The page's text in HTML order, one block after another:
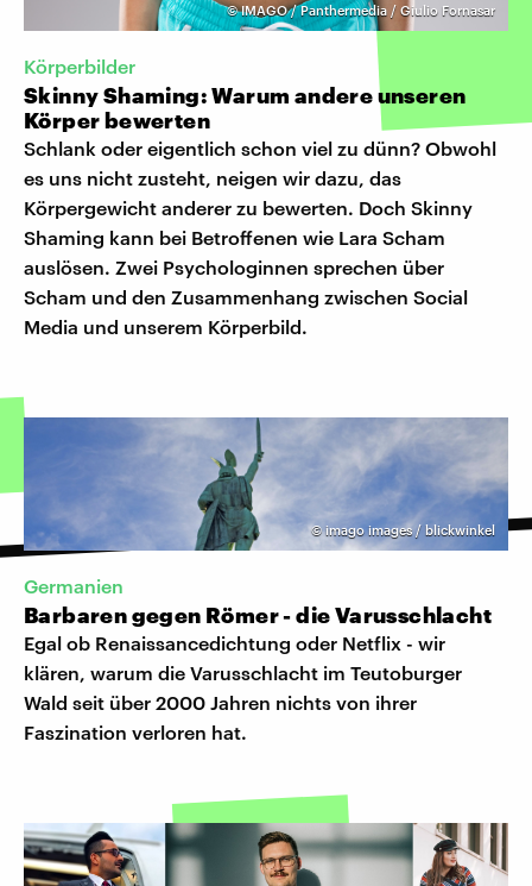
©IMAGO / Panthermedia / Giulio Fornasar
Körperbilder
Skinny Shaming: Warum andere unseren
Körper bewerten
Schlank oder eigentlich schon viel zu dünn? Obwohl
es uns nicht zusteht, neigen wir dazu, das
Körpergewicht anderer zu bewerten. Doch Skinny
Shaming kann bei Betroffenen wie Lara Scham
auslösen. Zwei Psychologinnen sprechen über
Scham und den Zusammenhang zwischen Social
Media und unserem Körperbild.
©imago images / blickwinkel
Germanien
Barbaren gegen Römer - die Varusschlacht
Egal ob Renaissancedichtung oder Netflix - wir
klären, warum die Varusschlacht im Teutoburger
Wald seit über 2000 Jahren nichts von ihrer
Faszination verloren hat.